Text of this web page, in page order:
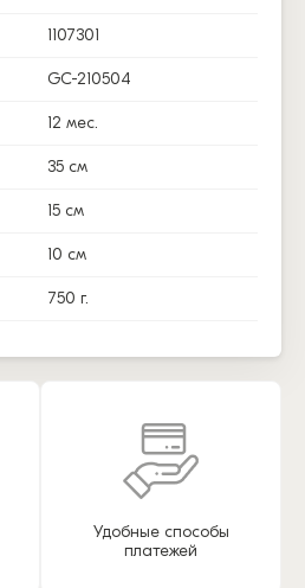
1107301
GC-210504
12 мес.
35 см
15 см
10 см
750 г.
Удобные способы
платежей